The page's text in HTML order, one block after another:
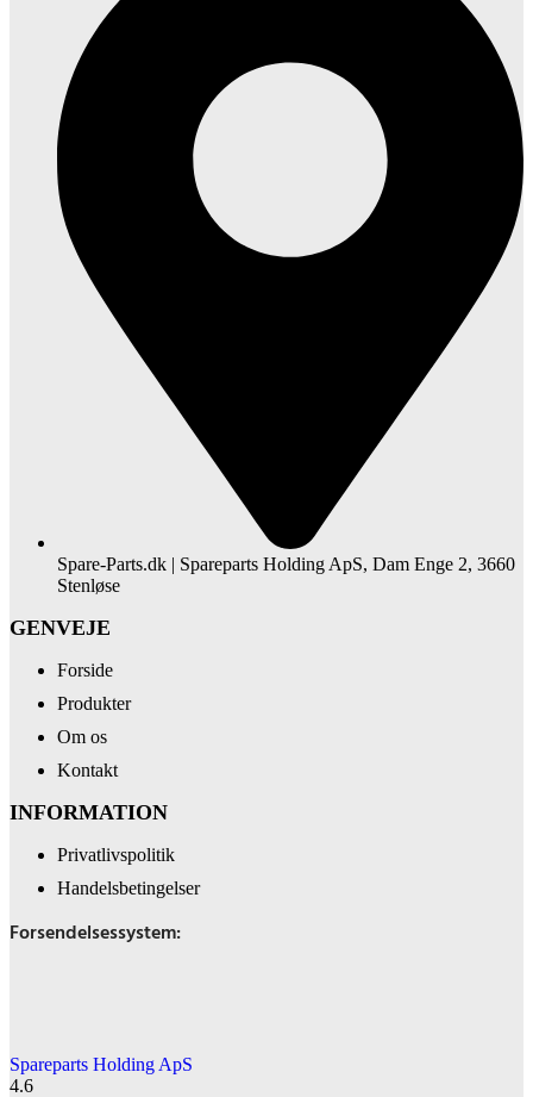
Spare-Parts.dk | Spareparts Holding ApS, Dam Enge 2, 3660
Stenløse
GENVEJE
Forside
Produkter
Om os
Kontakt
INFORMATION
Privatlivspolitik
Handelsbetingelser
Forsendelsessystem:
Spareparts Holding ApS
4.6